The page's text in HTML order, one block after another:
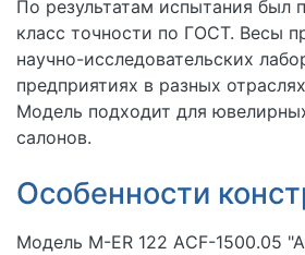
По результатам испытания был
класс точности по ГОСТ. Весы
научно-исследовательских
предприятиях в разных
Модель подходит для
салонов.
Особенности
Модель M-ER 122 АCF-1500.05